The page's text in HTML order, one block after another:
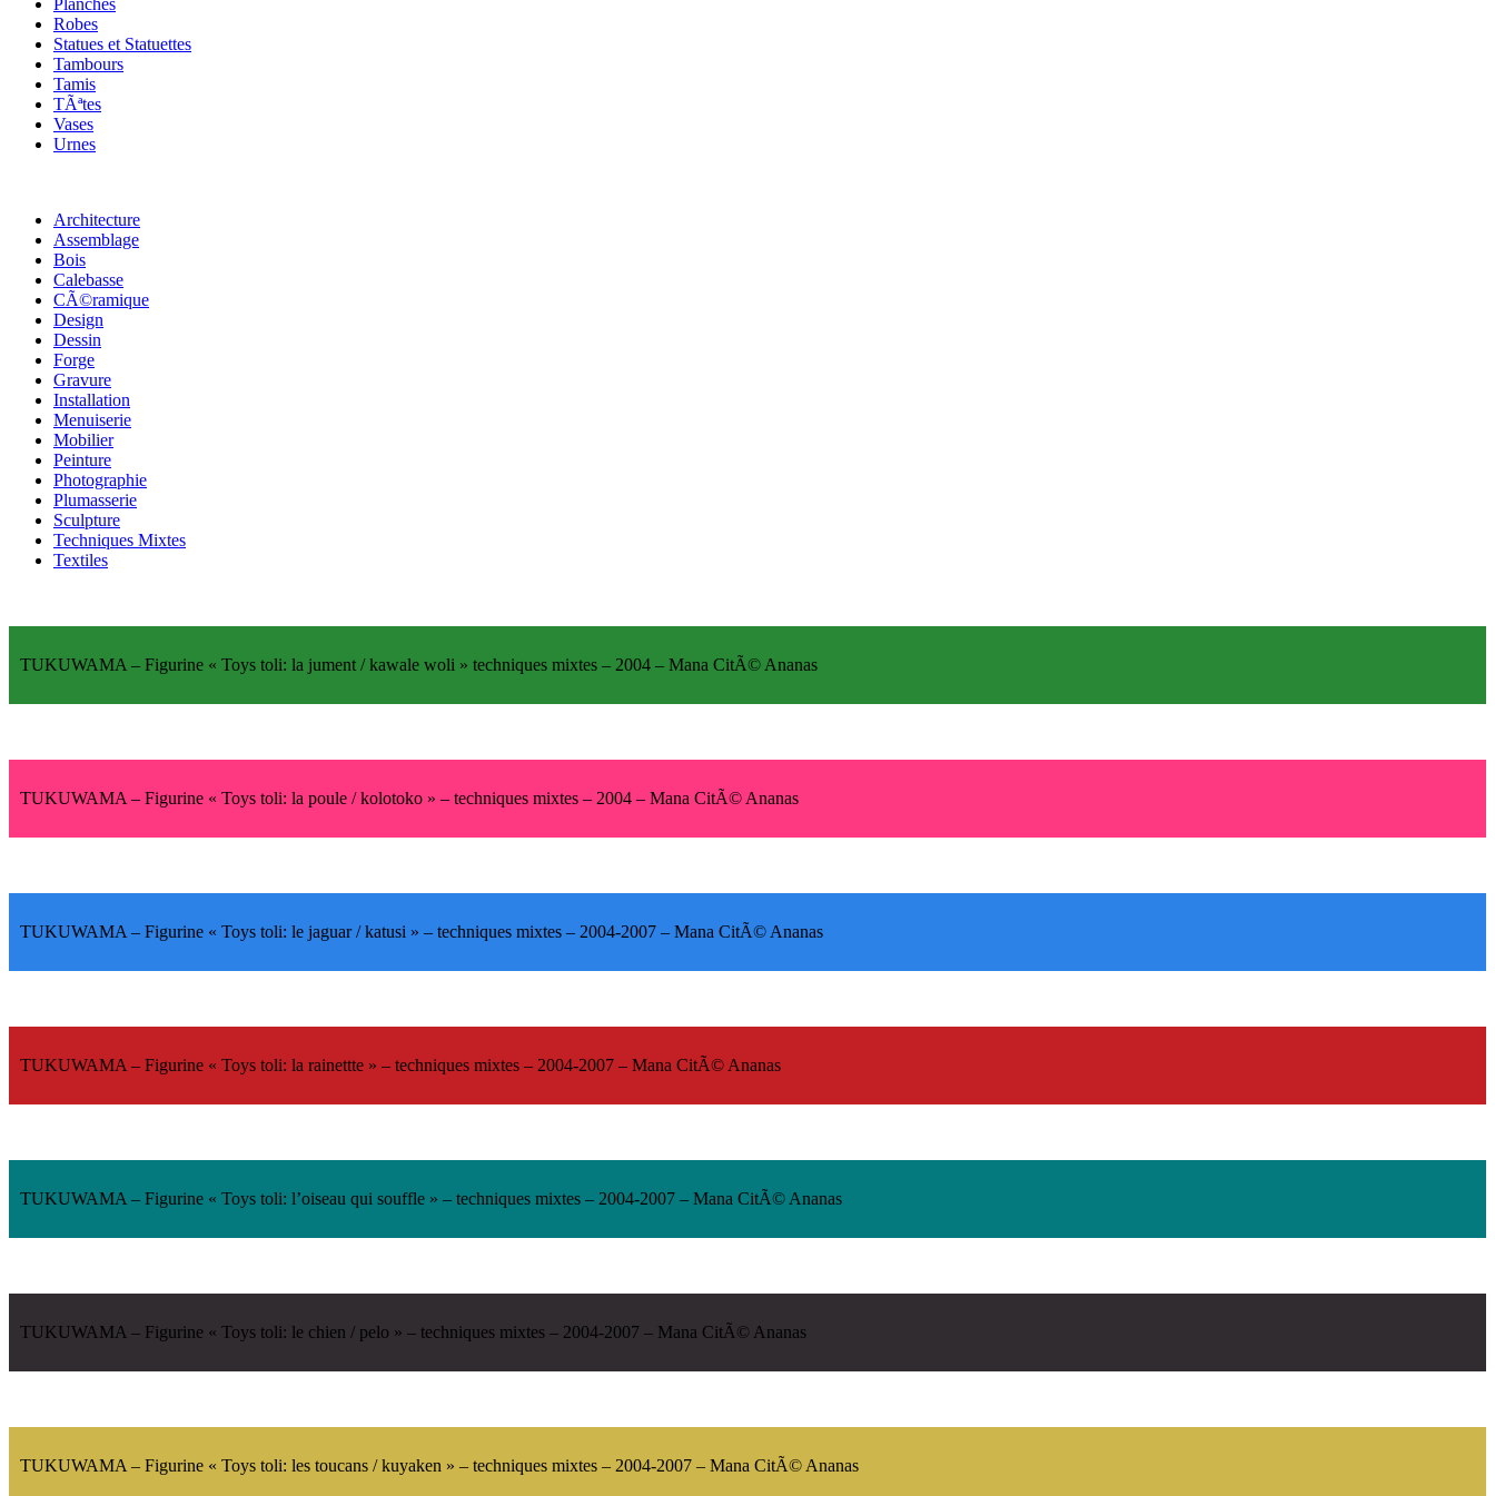
Planches
Robes
Statues et Statuettes
Tambours
Tamis
TÃªtes
Vases
Urnes
Architecture
Assemblage
Bois
Calebasse
CÃ©ramique
Design
Dessin
Forge
Gravure
Installation
Menuiserie
Mobilier
Peinture
Photographie
Plumasserie
Sculpture
Techniques Mixtes
Textiles
TUKUWAMA – Figurine « Toys toli: la jument /kawale woli » techniques mixtes – 2004 – Mana CitÃ© Ananas
TUKUWAMA – Figurine « Toys toli: la poule /kolotoko » – techniques mixtes – 2004 – Mana CitÃ© Ananas
TUKUWAMA – Figurine « Toys toli: le jaguar /katusi » – techniques mixtes – 2004-2007 – Mana CitÃ© Ananas
TUKUWAMA – Figurine « Toys toli: la rainettte » – techniques mixtes – 2004-2007 – Mana CitÃ© Ananas
TUKUWAMA – Figurine « Toys toli: l’oiseau qui souffle » – techniques mixtes – 2004-2007 – Mana CitÃ© Ananas
TUKUWAMA – Figurine « Toys toli: le chien / pelo » – techniques mixtes – 2004-2007 – Mana CitÃ© Ananas
TUKUWAMA – Figurine « Toys toli: les toucans /kuyaken » – techniques mixtes – 2004-2007 – Mana CitÃ© Ananas